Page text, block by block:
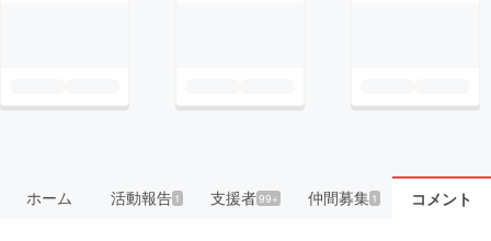
ホーム 活動報告1 支援者99+ 仲間募集 1 コメント